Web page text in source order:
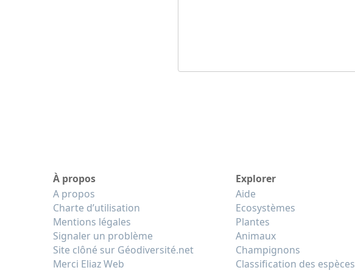
À propos
A propos
Charte d’utilisation
Mentions légales
Signaler un problème
Site clôné sur Géodiversité.net
Merci Eliaz Web
Explorer
Aide
Ecosystèmes
Plantes
Animaux
Champignons
Classification des espèces